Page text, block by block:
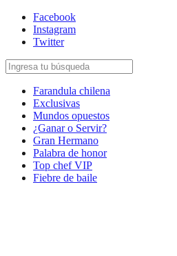
Facebook
Instagram
Twitter
Farandula chilena
Exclusivas
Mundos opuestos
¿Ganar o Servir?
Gran Hermano
Palabra de honor
Top chef VIP
Fiebre de baile